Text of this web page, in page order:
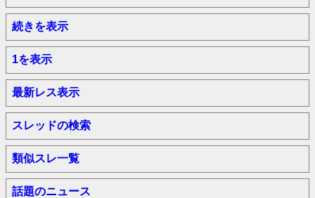
続きを表示
1を表示
最新レス表示
スレッドの検索
類似スレ一覧
話題のニュース